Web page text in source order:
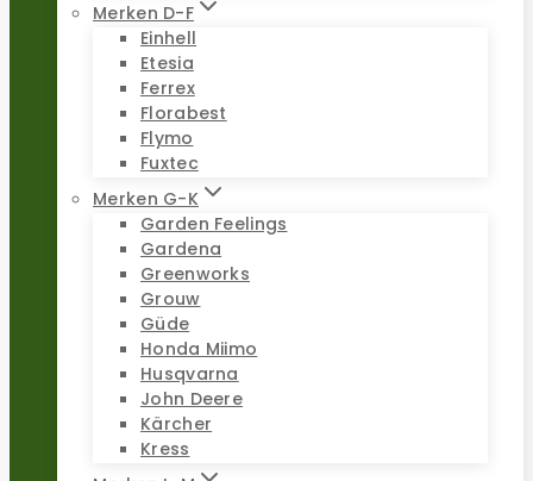
Merken D-F
Einhell
Etesia
Ferrex
Florabest
Flymo
Fuxtec
Merken G-K
Garden Feelings
Gardena
Greenworks
Grouw
Güde
Honda Miimo
Husqvarna
John Deere
Kärcher
Kress